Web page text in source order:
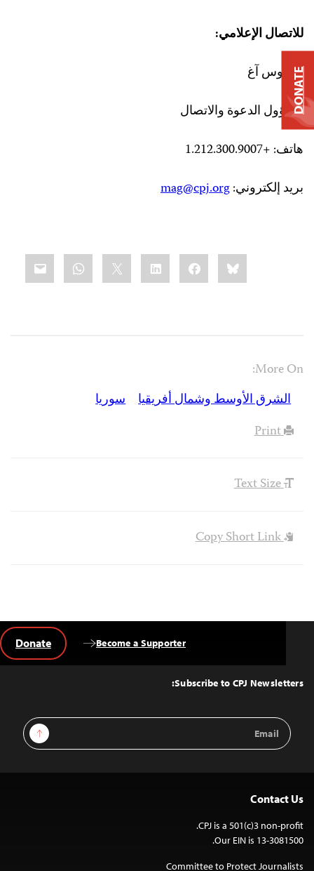
للاتصال الإعلامي:
ماغنوس آغ
مسؤول الدعوة والاتصال
هاتف: +1.212.300.9007
بريد إلكتروني:mag@cpj.org
Bluesky
Facebook
LinkedIn
More On:
الشرق الأوسط وشمال أفريقيا
سوريا
Print
Text Size
Copy Short Link
Top
Subscribe to CPJ Newsletters:
Email
Address
Sign Up
Become a Supporter
Donate
Contact Us
CPJ is a 501(c)3 non-profit.
Our EIN is 13-3081500.
Committee to Protect Journalists
DONATE